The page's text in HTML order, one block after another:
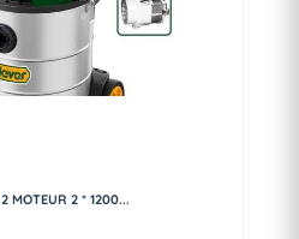
MOTEUR 2 * 1200...